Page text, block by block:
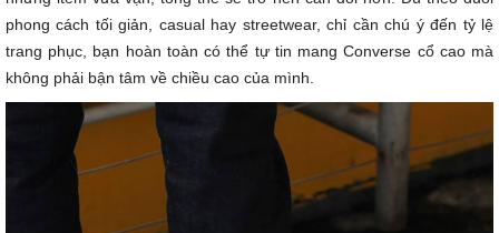
phong cách tối giản, casual hay streetwear, chỉ cần chú ý đến tỷ lệ
trang phục, bạn hoàn toàn có thể tự tin mang Converse cổ cao mà
không phải bận tâm về chiều cao của mình.